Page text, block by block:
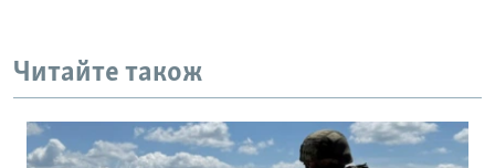
Читайте також